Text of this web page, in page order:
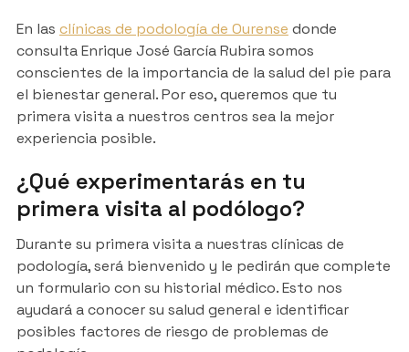
En las clínicas de podología de Ourense donde
consulta Enrique José García Rubira somos
conscientes de la importancia de la salud del pie para
el bienestar general. Por eso, queremos que tu
primera visita a nuestros centros sea la mejor
experiencia posible.
¿Qué experimentarás en tu
primera visita al podólogo?
Durante su primera visita a nuestras clínicas de
podología, será bienvenido y le pedirán que complete
un formulario con su historial médico. Esto nos
ayudará a conocer su salud general e identificar
posibles factores de riesgo de problemas de